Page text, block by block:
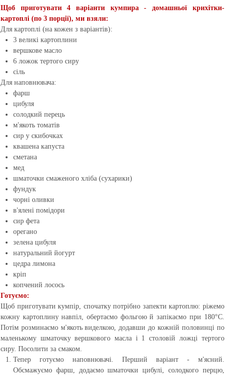
Щоб приготувати 4 варіанти кумпира - домашньої крихітки-
картоплі (по 3 порції), ми взяли:
Для картоплі (на кожен з варіантів):
3 великі картоплини
вершкове масло
6 ложок тертого сиру
сіль
Для наповнювача:
фарш
цибуля
солодкий перець
м'якоть томатів
сир у скибочках
квашена капуста
сметана
мед
шматочки смаженого хліба (сухарики)
фундук
чорні оливки
в'ялені помідори
сир фета
орегано
зелена цибуля
натуральний йогурт
цедра лимона
кріп
копчений лосось
Готуємо:
Щоб приготувати кумпір, спочатку потрібно запекти картоплю: ріжемо
кожну картоплину навпіл, обертаємо фольгою й запікаємо при 180°C.
Потім розминаємо м'якоть виделкою, додавши до кожній половинці по
маленькому шматочку вершкового масла і 1 столовій ложці тертого
сиру. Посолити за смаком.
Тепер готуємо наповнювачі. Перший варіант - м'ясний.
Обсмажуємо фарш, додаємо шматочки цибулі, солодкого перцю,